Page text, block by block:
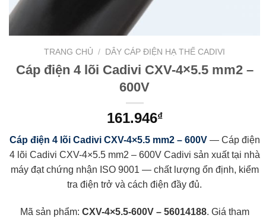
TRANG CHỦ / DÂY CÁP ĐIỆN HẠ THẾ CADIVI
Cáp điện 4 lõi Cadivi CXV-4×5.5 mm2 –
600V
161.946₫
Cáp điện 4 lõi Cadivi CXV-4×5.5 mm2 – 600V— Cáp điện
4 lõi Cadivi CXV-4×5.5 mm2 – 600V Cadivi sản xuất tại nhà
máy đạt chứng nhận ISO 9001 — chất lượng ổn định, kiểm
tra điện trở và cách điện đầy đủ.
Mã sản phẩm: CXV-4×5.5-600V – 56014188. Giá tham